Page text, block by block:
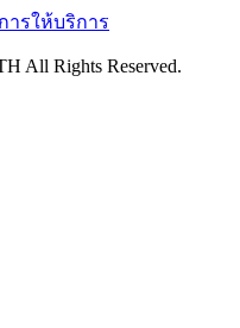
ารให้บริการ
All Rights Reserved.